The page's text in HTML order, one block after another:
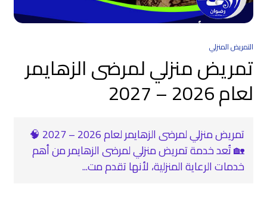
التمريض المنزلي
تمريض منزلي لمرضى الزهايمر
لعام 2026 – 2027
تمريض منزلي لمرضى الزهايمر لعام 2026 – 2027 🧠
🏡 تُعد خدمة تمريض منزلي لمرضى الزهايمر من أهم
خدمات الرعاية المنزلية، لأنها تقدم مت...